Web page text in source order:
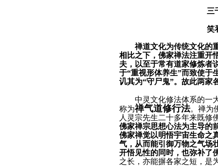
三
笑
禅道文化为传统文化的
相比之下， 佛家禅法注重开
夫，以至于常有道家修炼者
于“重视形体养生”而致使于
讥其为“守尸鬼”。 故此两家
中灵文化修法体系的一
称为禅气道修行法。禅为
人灵宗先生二十多年来既修
佛家禅宗思想心法为主导的
佛家禅觉以明悟宇宙生命之
气，从而能引御万物之气场
开悟见性的同时，也弥补了
之长，亦能摒各家之短，是